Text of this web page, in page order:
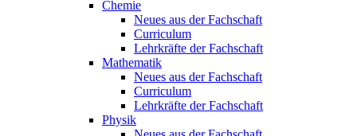
Chemie
Neues aus der Fachschaft
Curriculum
Lehrkräfte der Fachschaft
Mathematik
Neues aus der Fachschaft
Curriculum
Lehrkräfte der Fachschaft
Physik